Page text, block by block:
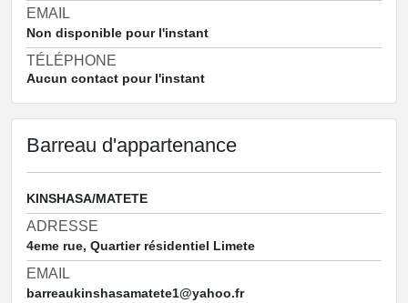
EMAIL
Non disponible pour l'instant
TÉLÉPHONE
Aucun contact pour l'instant
Barreau d'appartenance
KINSHASA/MATETE
ADRESSE
4eme rue, Quartier résidentiel Limete
EMAIL
barreaukinshasamatete1@yahoo.fr